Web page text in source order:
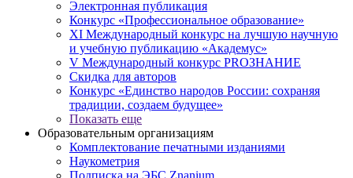
Электронная публикация
Конкурс «Профессиональное образование»
XI Международный конкурс на лучшую научную
и учебную публикацию «Академус»
V Международный конкурс PROЗНАНИЕ
Скидка для авторов
Конкурс «Единство народов России: сохраняя
традиции, создаем будущее»
Показать еще
Образовательным организациям
Комплектование печатными изданиями
Наукометрия
Подписка на ЭБС Znanium